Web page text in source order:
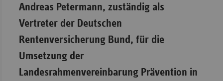
Andreas Petermann, zuständig als
Vertreter der Deutschen
Rentenversicherung Bund, für die
Umsetzung der
Landesrahmenvereinbarung Prävention in